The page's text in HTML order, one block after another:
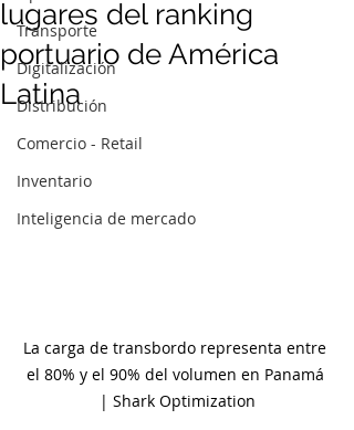
Transporte
Digitalización
Distribución
Comercio - Retail
Inventario
Inteligencia de mercado
lugares del ranking
portuario de América
Latina
La carga de transbordo representa entre
el 80% y el 90% del volumen en Panamá
| Shark Optimization